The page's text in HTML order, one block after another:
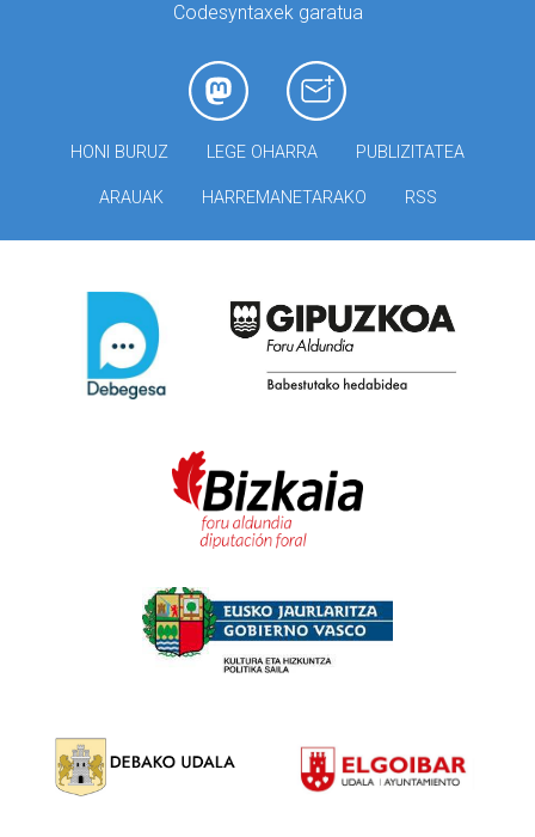
Codesyntaxek garatua
HONI BURUZ LEGE OHARRA PUBLIZITATEA
ARAUAK HARREMANETARAKO RSS